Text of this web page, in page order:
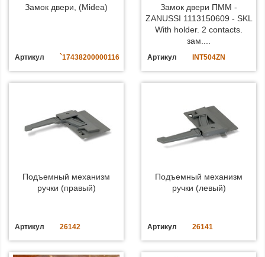
Замок двери, (Midea)
Артикул `17438200000116
Замок двери ПММ -
ZANUSSI 1113150609 - SKL
With holder. 2 contacts.
зам....
Артикул INT504ZN
Подъемный механизм
ручки (правый)
Артикул 26142
Подъемный механизм
ручки (левый)
Артикул 26141